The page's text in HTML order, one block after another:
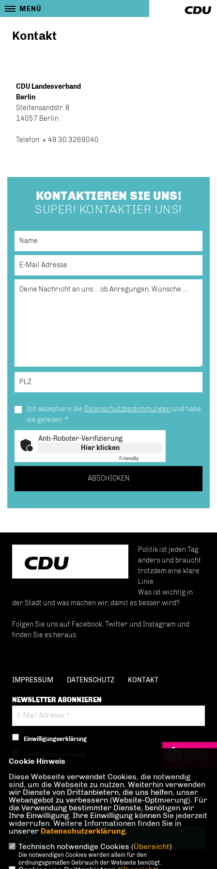
MENÜ
Kontakt
CDU Landesverband
Berlin
Steifensandstr. 8
14057 Berlin
Telefon: + 49 30 3269040
KONTAKTIEREN SIE UNS!
SUPER! KONTAKTIER UNS!
Ich akzeptiere die Datenschutzbestimmungen und habe
sie gelesen. *
Anti-Roboter-Verifizierung
Hier klicken
Friendly
ABSCHICKEN
Politik ist jeden Tag
anders und braucht
trotzdem eine klare
Linie.
Was ist wichtig in
der Stadt und was machen wir, damit es besser wird?
Folgen Sie uns auf Facebook, Twitter und Instagram und
finden Sie es heraus.
IMPRESSUM DATENSCHUTZ KONTAKT
NEWSLETTER ABONNIEREN
Einwilligungserklärung
Hiermit berechtige ich die CDU Berlin zur Nutzung der Daten im Sinn
der nachfolgenden Datenschutzerklärung.*
Anti-Roboter-Verifizierung
Hier klicken
Friendly Captcha ⇗
* Pflichtfeld!
Cookie Hinweis
Diese Webseite verwendet Cookies, die notwendig
sind, um die Webseite zu nutzen. Weiterhin verwenden
wir Dienste von Drittanbietern, die uns helfen, unser
Webangebot zu verbessern (Website-Optmierung). Für
die Verwendung bestimmter Dienste, benötigen wir
Ihre Einwilligung. Ihre Einwilligung können Sie jederzeit
widerrufen. Weitere Informationen finden Sie in
unserer Datenschutzerklärung.
Technisch notwendige Cookies (Übersicht)
Die notwendigen Cookies werden allein für den
ordnungsgemäßen Gebrauch der Webseite benötigt.